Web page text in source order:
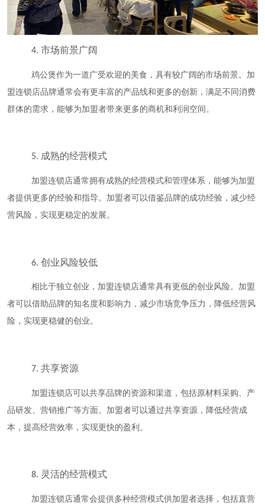
4. 市场前景广阔
鸡公煲作为一道广受欢迎的美食，具有较广阔的市场前景。加
盟连锁店品牌通常会有更丰富的产品线和更多的创新，满足不同消费
群体的需求，能够为加盟者带来更多的商机和利润空间。
5. 成熟的经营模式
加盟连锁店通常拥有成熟的经营模式和管理体系，能够为加盟
者提供更多的经验和指导。加盟者可以借鉴品牌的成功经验，减少经
营风险，实现更稳定的发展。
6. 创业风险较低
相比于独立创业，加盟连锁店通常具有更低的创业风险。加盟
者可以借助品牌的知名度和影响力，减少市场竞争压力，降低经营风
险，实现更稳健的创业。
7. 共享资源
加盟连锁店可以共享品牌的资源和渠道，包括原材料采购、产
品研发、营销推广等方面。加盟者可以通过共享资源，降低经营成
本，提高经营效率，实现更快的盈利。
8. 灵活的经营模式
加盟连锁店通常会提供多种经营模式供加盟者选择，包括直营